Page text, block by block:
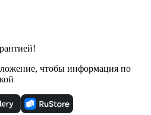
чтобы информация по